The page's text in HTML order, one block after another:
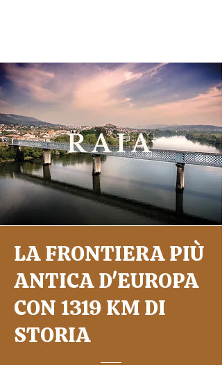
RAIA
LA FRONTIERA PIÙ
ANTICA D'EUROPA
CON 1319 KM DI
STORIA